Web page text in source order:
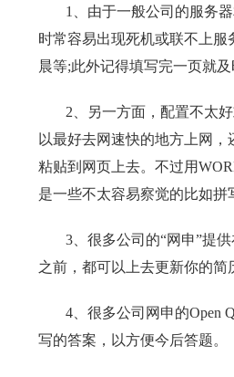
1、由于一般公司的服务
时常容易出现死机或联不上
晨等;此外记得填写完一页就
2、另一方面，配置不太
以最好去网速快的地方上网
粘贴到网页上去。不过用
是一些不太容易察觉的比如拼
3、很多公司的“网申”提
之前，都可以上去更新你的简
4、很多公司网申的Open
写的答案，以方便今后答题。